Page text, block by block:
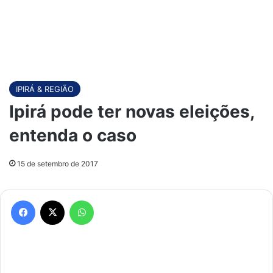
IPIRÁ & REGIÃO
Ipirá pode ter novas eleições,
entenda o caso
15 de setembro de 2017